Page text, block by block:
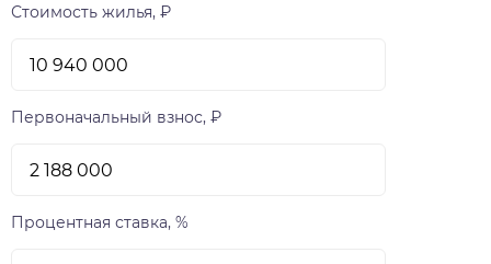
Стоимость жилья, ₽
Первоначальный взнос, ₽
Процентная ставка, %